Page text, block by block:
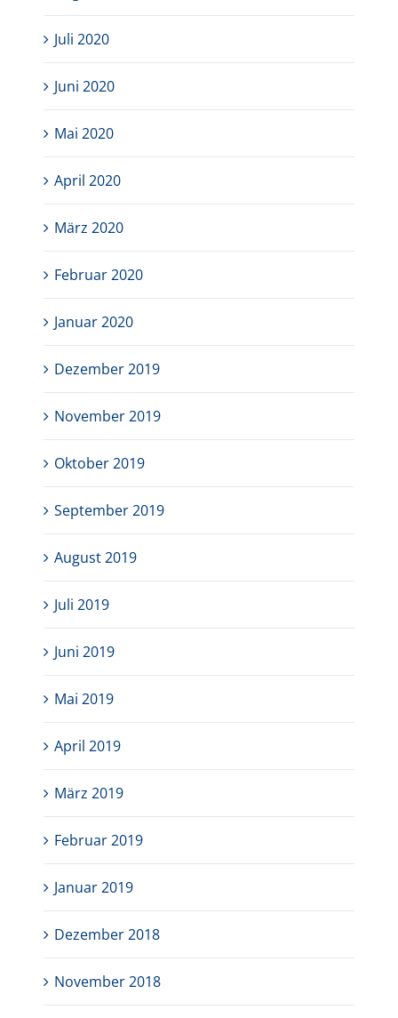
Juli 2020
Juni 2020
Mai 2020
April 2020
März 2020
Februar 2020
Januar 2020
Dezember 2019
November 2019
Oktober 2019
September 2019
August 2019
Juli 2019
Juni 2019
Mai 2019
April 2019
März 2019
Februar 2019
Januar 2019
Dezember 2018
November 2018